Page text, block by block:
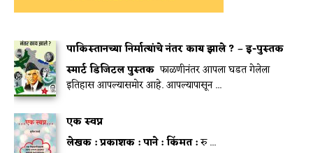
पाकिस्तानच्या निर्मात्यांचे नंतर काय झाले ? – इ-पुस्तक
स्मार्ट डिजिटल पुस्तक फाळणीनंतर आपला घडत गेलेला
इतिहास आपल्यासमोर आहे. आपल्यापासून ...
एक स्वप्न
लेखक :प्रकाशक :पाने :किंमत :रु ...